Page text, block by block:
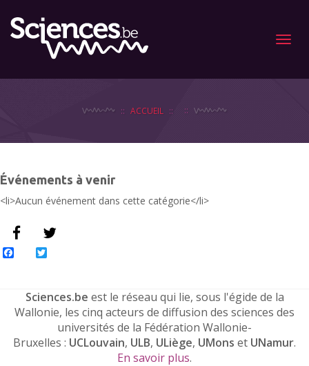
Menu
ACCUEIL
Événements à venir
<li>Aucun événement dans cette catégorie</li>
Facebook
Sciences.be est le réseau qui lie, sous l'égide de la
Wallonie, les cinq acteurs de diffusion des sciences des
universités de la Fédération Wallonie-
Bruxelles : UCLouvain, ULB, ULiège, UMons et UNamur.
En savoir plus.